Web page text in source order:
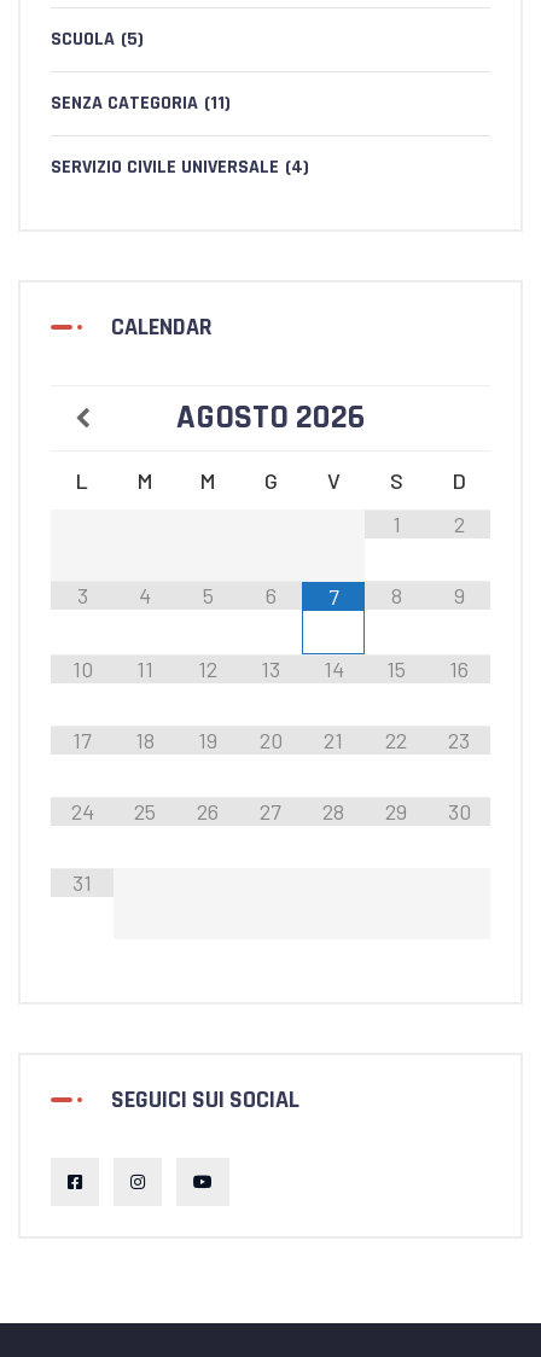
SCUOLA (5)
SENZA CATEGORIA (11)
SERVIZIO CIVILE UNIVERSALE (4)
CALENDAR
AGOSTO 2026
L M M G V S
D
1
2
3 4 5 6 7 8 9
10 11 12 13 14 15 16
17 18 19 20 21 22 23
24 25 26 27 28 29 30
31
SEGUICI SUI SOCIAL